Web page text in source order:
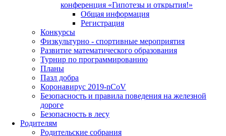
конференция «Гипотезы и открытия!»
Общая информация
Регистрация
Конкурсы
Физкультурно - спортивные мероприятия
Развитие математического образования
Турнир по программированию
Планы
Пазл добра
Коронавирус 2019-nCoV
Безопасность и правила поведения на железной
дороге
Безопасность в лесу
Родителям
Родительские собрания